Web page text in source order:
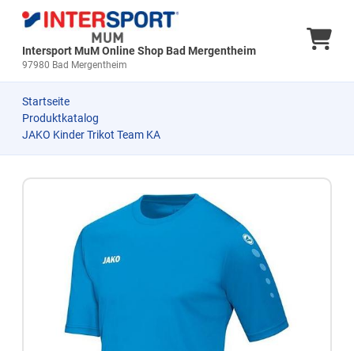
Intersport MuM Online Shop Bad Mergentheim
97980 Bad Mergentheim
Startseite
Produktkatalog
JAKO Kinder Trikot Team KA